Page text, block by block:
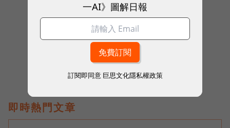
往下滑看下一篇文章
即時熱門文章
一AI》圖解日報
訂閱即同意 巨思文化隱私權政策